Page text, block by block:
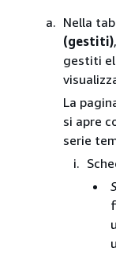
Nella
(gestiti)
gestiti
La
si apre
serie